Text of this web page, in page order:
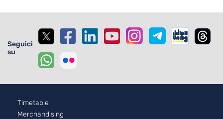
Seguici
su
Footer - 2
Timetable
Merchandising